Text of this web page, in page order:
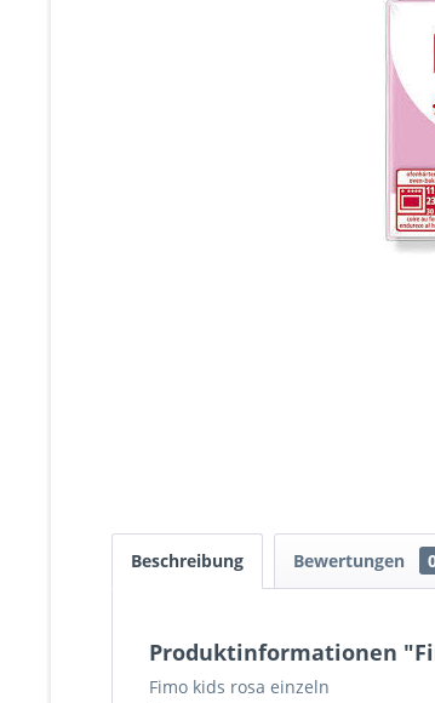
Beschreibung Bewertungen
Produktinformationen
Fimo kids rosa einzeln